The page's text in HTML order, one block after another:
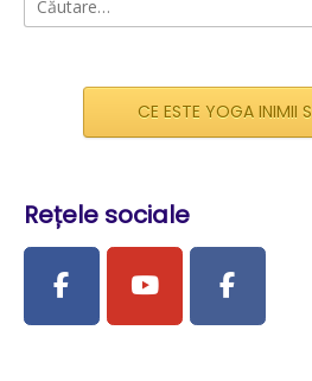
după:
CE ESTE YOGA INIMII
Rețele sociale